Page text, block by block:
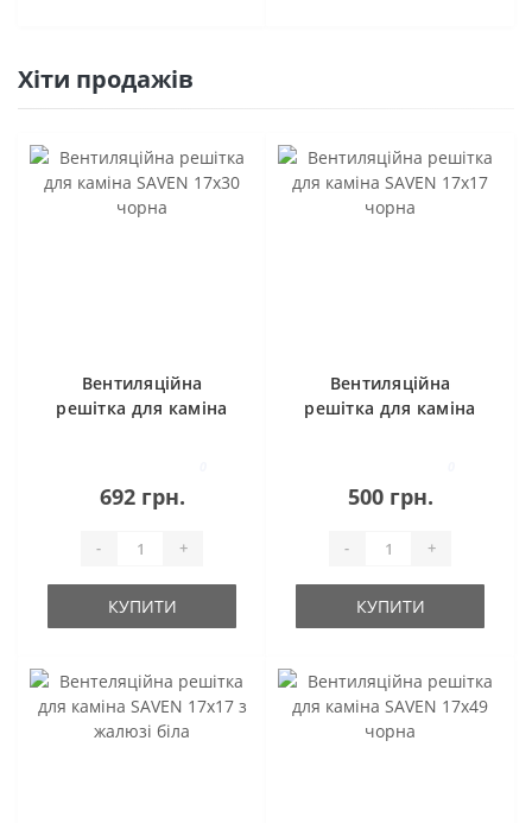
Хіти продажів
Вентиляційна
решітка для каміна
692 грн.
- +
КУПИТИ
Вентиляційна
решітка для каміна
500 грн.
- +
КУПИТИ